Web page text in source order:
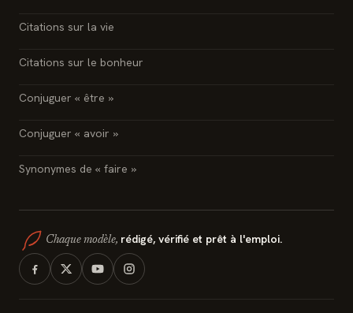
Citations sur la vie
Citations sur le bonheur
Conjuguer « être »
Conjuguer « avoir »
Synonymes de « faire »
Chaque modèle, rédigé, vérifié et prêt à l'emploi.